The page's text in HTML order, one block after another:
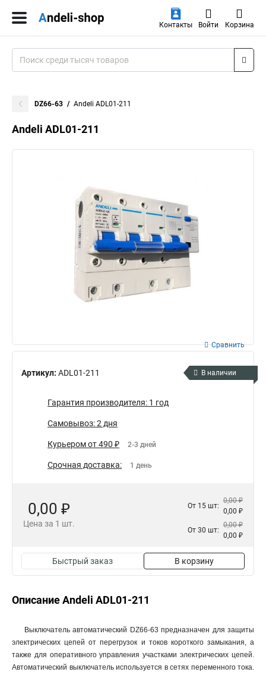
Контакты Войти Корзина
DZ66-63 Andeli ADL01-211
Andeli ADL01-211
Артикул: ADL01-211
Сравнить
В наличии
Гарантия производителя: 1 год
Самовывоз: 2 дня
Курьером от 490 ₽ 2-3 дней
Срочная доставка: 1 день
0,00 ₽
Цена за 1 шт.
От 15 шт:
0,00 ₽
0,00 ₽
От 30 шт:
0,00 ₽
0,00 ₽
Быстрый заказ В корзину
Описание Andeli ADL01-211
Выключатель автоматический DZ66-63 предназначен для защиты
электрических цепей от перегрузок и токов короткого замыкания, а
также для оперативного управления участками электрических цепей.
Автоматический выключатель используется в сетях переменного тока.